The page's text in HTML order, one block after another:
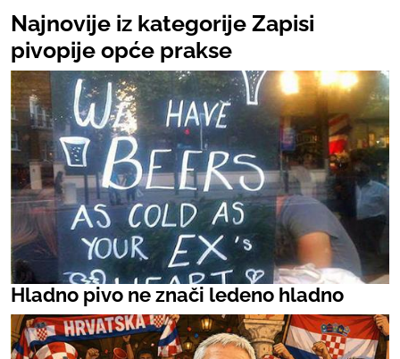
Najnovije iz kategorije Zapisi
pivopije opće prakse
Hladno pivo ne znači ledeno hladno